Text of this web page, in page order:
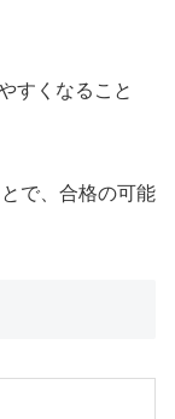
すくなること
で、合格の可能